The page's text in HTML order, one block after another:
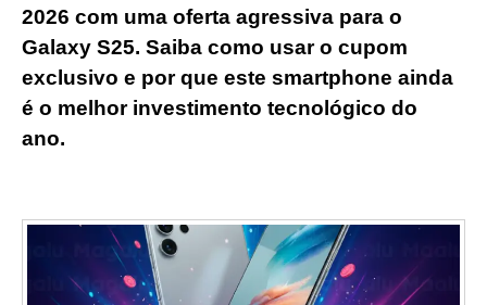
2026 com uma oferta agressiva para o
Galaxy S25. Saiba como usar o cupom
exclusivo e por que este smartphone ainda
é o melhor investimento tecnológico do
ano.